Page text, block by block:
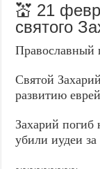
💒 21
святого
Православный
Святой
развитию
Захарий
убили иудеи